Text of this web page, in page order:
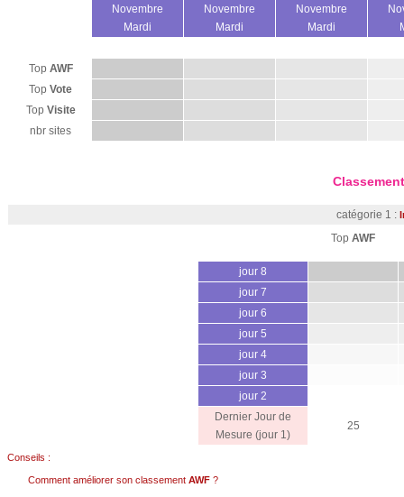
Novembre
Mardi
Novembre
Mardi
Novembre
Mardi
Top AWF
Top Vote
Top Visite
nbr sites
catégorie 1 :
Top AWF
jour 8
jour 7
jour 6
jour 5
jour 4
jour 3
jour 2
Dernier Jour de
Mesure (jour 1)
25
Conseils :
Comment améliorer son classement AWF ?